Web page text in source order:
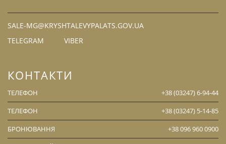
SALE-MG@KRYSHTALEVYPALATS.GOV.UA
TELEGRAM
VIBER
КОНТАКТИ
ТЕЛЕФОН
+38 (03247) 6-94-44
ТЕЛЕФОН
+38 (03247) 5-14-85
БРОНЮВАННЯ
+38 096 960 0900